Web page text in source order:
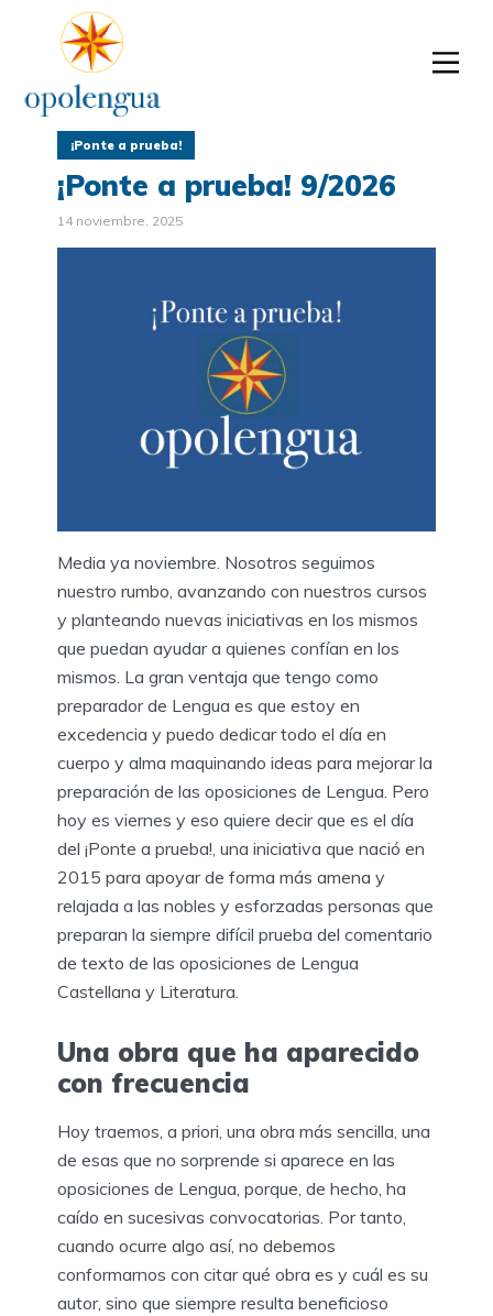
¡Ponte a prueba!
¡Ponte a prueba! 9/2026
14 noviembre, 2025
Media ya noviembre. Nosotros seguimos
nuestro rumbo, avanzando con nuestros cursos
y planteando nuevas iniciativas en los mismos
que puedan ayudar a quienes confían en los
mismos. La gran ventaja que tengo como
preparador de Lengua es que estoy en
excedencia y puedo dedicar todo el día en
cuerpo y alma maquinando ideas para mejorar la
preparación de las oposiciones de Lengua. Pero
hoy es viernes y eso quiere decir que es el día
del ¡Ponte a prueba!, una iniciativa que nació en
2015 para apoyar de forma más amena y
relajada a las nobles y esforzadas personas que
preparan la siempre difícil prueba del comentario
de texto de las oposiciones de Lengua
Castellana y Literatura.
Una obra que ha aparecido
con frecuencia
Hoy traemos, a priori, una obra más sencilla, una
de esas que no sorprende si aparece en las
oposiciones de Lengua, porque, de hecho, ha
caído en sucesivas convocatorias. Por tanto,
cuando ocurre algo así, no debemos
conformarnos con citar qué obra es y cuál es su
autor, sino que siempre resulta beneficioso